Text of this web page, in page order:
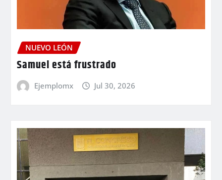
NUEVO LEÓN
Samuel está frustrado
Ejemplomx Jul 30, 2026